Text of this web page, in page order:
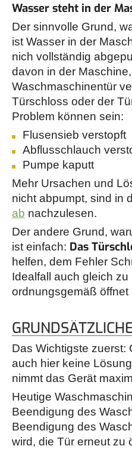
Wasser steht in der
Der sinnvolle Grund,
ist Wasser in der
nich vollständig
davon in der
Waschmaschinentür
Türschloss oder der
Problem können sein:
Flusensieb verstopft
Abflusschlauch
Pumpe kaputt
Mehr Ursachen und
nicht abpumpt, sind in
ab nachzulesen.
Der andere Grund,
ist einfach: Das
helfen, dem Fehler
Idealfall auch gleich
ordnungsgemäß
Das Wichtigste zuerst:
auch hier keine
nimmt das Gerät
Heutige
Beendigung des
Beendigung des
wird, die Tür erneut zu